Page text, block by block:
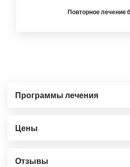
Повторное лечение
Программы лечения
Цены
Отзывы